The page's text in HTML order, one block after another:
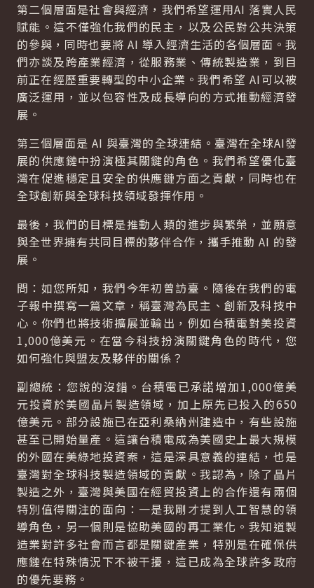
第二個層面是社會與經濟，我們希望運用AI 落實人民
賦能。這不僅強化我們的民主，以及公民對公共決策
的參與，同時也要將 AI 導入經濟生活的各個層面。我
們亦談及跨產業經濟，從服務業、傳統製造業，到目
前正在經歷重要轉型的中小企業。我們希望 AI可以被
廣泛運用，並以包容性及成長導向的方式推動經濟發
展。
第三個層面是 AI 與臺灣的全球連結。臺灣在全球AI發
展的供應鏈中扮演極其關鍵的角色。我們希望優化臺
灣在促進穩定且安全的供應鏈方面之貢獻，同時也在
全球創新與全球科技領域發揮作用。
最後，我們的目標是推動人類的進步與繁榮，並願意
與全世界擁有共同目標的夥伴合作，攜手推動 AI 的發
展。
問：如您所知，我們今年初曾訪臺。隨後在我們的電
子報中撰寫一篇文章，稱臺灣為民主、創新及科技中
心。你們也將技術擴展並輸出，例如台積電對美投資
1,000億美元。在當今科技扮演關鍵角色的時代，您
如何強化與盟友及夥伴的關係？
副總統：您說的沒錯。台積電已承諾增加1,000億美
元投資於美國晶片製造領域，加上原先已投入的650
億美元。部分設施已在亞利桑納州建造中，有些設施
甚至已開始量產。這讓台積電成為美國史上最大規模
的外國在美綠地投資案，這是深具意義的連結，也是
臺灣對全球科技製造領域的貢獻。我認為，除了晶片
製造之外，臺灣與美國在經貿投資上的合作還有兩個
特別值得關注的面向：一是我剛才提到人工智慧的領
導角色，另一個則是協助美國的再工業化。我知道製
造業對許多社會而言都是關鍵產業，特別是在確保供
應鏈在特殊情況下不被干擾，這已成為全球許多政府
的優先要務。